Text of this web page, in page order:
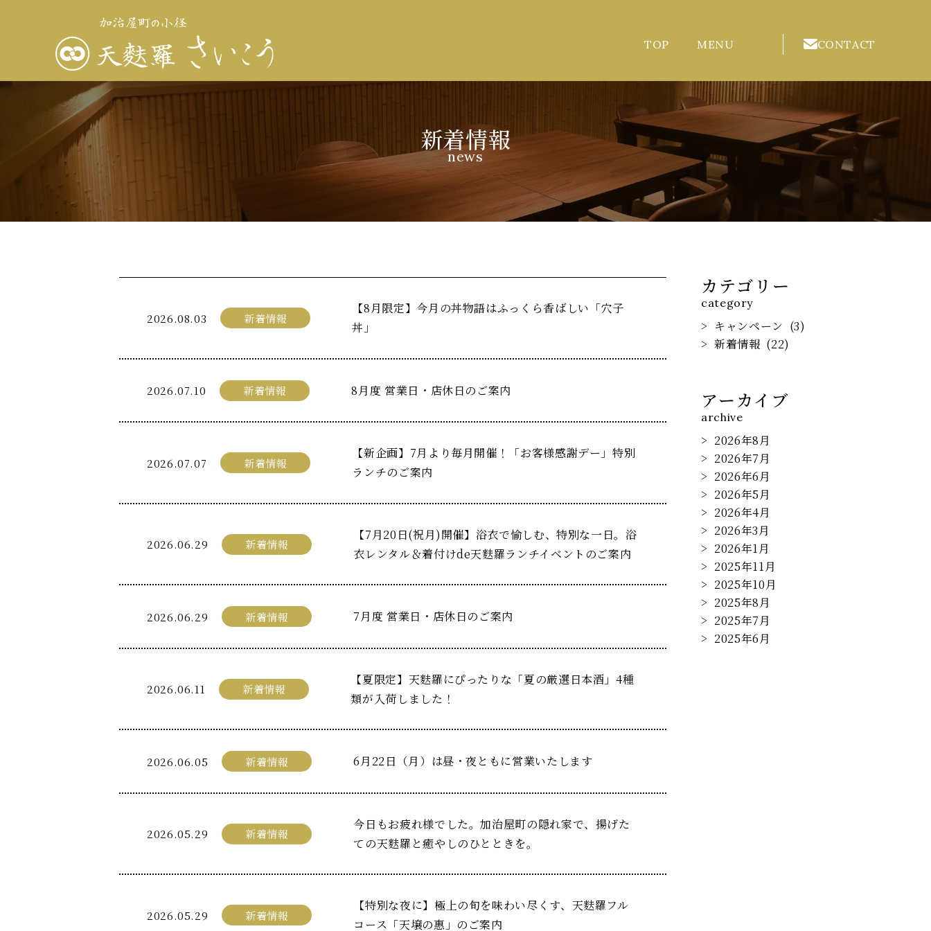
TOP MENU CONTACT
新着情報
news
2026.08.03 新着情報
【8月限定】今月の丼物語はふっくら香ばしい「穴子
丼」
2026.07.10 新着情報 8月度 営業日・店休日のご案内
2026.07.07 新着情報
【新企画】7月より毎月開催！「お客様感謝デー」特別
ランチのご案内
2026.06.29 新着情報
【7月20日(祝月)開催】浴衣で愉しむ、特別な一日。浴
衣レンタル＆着付けde天麩羅ランチイベントのご案内
2026.06.29 新着情報 7月度 営業日・店休日のご案内
2026.06.11 新着情報
【夏限定】天麩羅にぴったりな「夏の厳選日本酒」4種
類が入荷しました！
2026.06.05 新着情報 6月22日（月）は昼・夜ともに営業いたします
2026.05.29 新着情報
今日もお疲れ様でした。加治屋町の隠れ家で、揚げた
ての天麩羅と癒やしのひとときを。
2026.05.29 新着情報
【特別な夜に】極上の旬を味わい尽くす、天麩羅フル
コース「天壌の惠」のご案内
カテゴリー
category
キャンペーン (3)
新着情報 (22)
アーカイブ
archive
2026年8月
2026年7月
2026年6月
2026年5月
2026年4月
2026年3月
2026年1月
2025年11月
2025年10月
2025年8月
2025年7月
2025年6月